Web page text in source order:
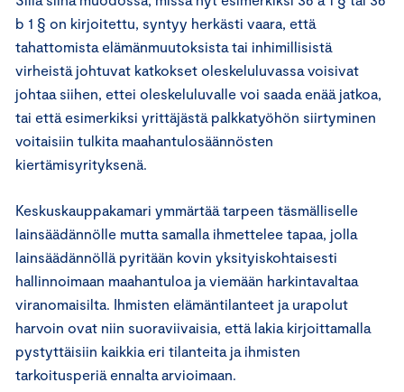
b 1 § on kirjoitettu, syntyy herkästi vaara, että
tahattomista elämänmuutoksista tai inhimillisistä
virheistä johtuvat katkokset oleskeluluvassa voisivat
johtaa siihen, ettei oleskeluluvalle voi saada enää jatkoa,
tai että esimerkiksi yrittäjästä palkkatyöhön siirtyminen
voitaisiin tulkita maahantulosäännösten
kiertämisyrityksenä.
Keskuskauppakamari ymmärtää tarpeen täsmälliselle
lainsäädännölle mutta samalla ihmettelee tapaa, jolla
lainsäädännöllä pyritään kovin yksityiskohtaisesti
hallinnoimaan maahantuloa ja viemään harkintavaltaa
viranomaisilta. Ihmisten elämäntilanteet ja urapolut
harvoin ovat niin suoraviivaisia, että lakia kirjoittamalla
pystyttäisiin kaikkia eri tilanteita ja ihmisten
tarkoitusperiä ennalta arvioimaan.